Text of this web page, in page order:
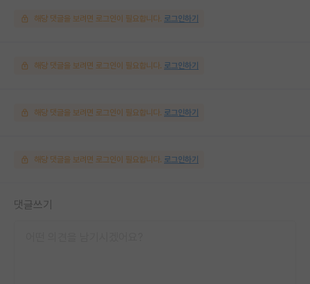
해당 댓글을 보려면 로그인이 필요합니다. 로그인하기
해당 댓글을 보려면 로그인이 필요합니다. 로그인하기
해당 댓글을 보려면 로그인이 필요합니다. 로그인하기
해당 댓글을 보려면 로그인이 필요합니다. 로그인하기
댓글쓰기